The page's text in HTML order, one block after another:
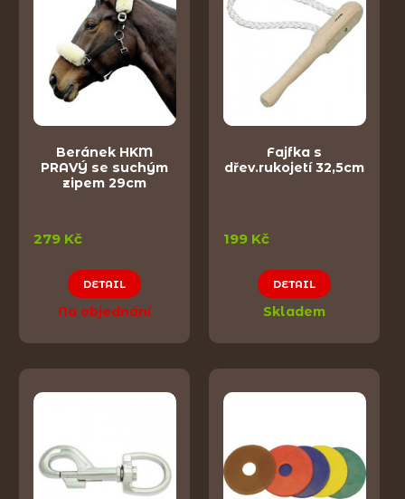
Beránek HKM
PRAVÝ se suchým
zipem 29cm
279 Kč
DETAIL
Na objednání
Fajfka s
dřev.rukojetí 32,5cm
199 Kč
DETAIL
Skladem